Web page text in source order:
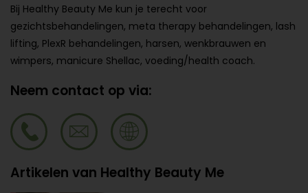
Bij Healthy Beauty Me kun je terecht voor
gezichtsbehandelingen, meta therapy behandelingen, lash
lifting, PlexR behandelingen, harsen, wenkbrauwen en
wimpers, manicure Shellac, voeding/health coach.
Neem contact op via:
Artikelen van Healthy Beauty Me